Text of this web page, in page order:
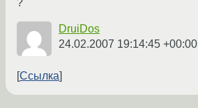
?
DruiDos
24.02.2007 19:14:45 +00:00
Ссылка